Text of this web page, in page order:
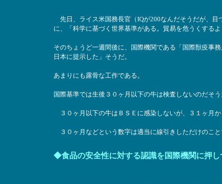
先日、ライス米国務長官（IQが200なんだそうだが、
に、「科学に基づく世界基準がある。貿易を危うくする
そのちょうど一週間後に、国際機関である「国際獣疫事
日本に提示した」そうだ。
あまりにも露骨な工作である。
国際基準では生後３０ヶ月以下の牛は検査しないのだそ
３０ヶ月以下の牛はＢＳＥに感染しないが、３１ヶ月
３０ヶ月などという数字は適当に線引きしただけのこ
◆食品の安全性に対する認識を国際機関に押